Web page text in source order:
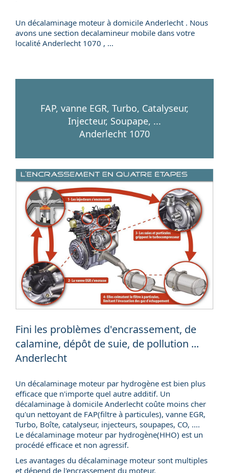
Un décalaminage moteur à domicile Anderlecht . Nous
avons une section decalamineur mobile dans votre
localité Anderlecht 1070 , ...
FAP, vanne EGR, Turbo, Catalyseur,
Injecteur, Soupape, ...
Anderlecht 1070
Fini les problèmes d'encrassement, de
calamine, dépôt de suie, de pollution ...
Anderlecht
Un décalaminage moteur par hydrogène est bien plus
efficace que n'importe quel autre additif. Un
décalaminage à domicile Anderlecht coûte moins cher
qu'un nettoyant de FAP(filtre à particules), vanne EGR,
Turbo, Boîte, catalyseur, injecteurs, soupapes, CO, ....
Le décalaminage moteur par hydrogène(HHO) est un
procédé efficace et non agressif.
Les avantages du décalaminage moteur sont multiples
et dépend de l'encrassement du moteur.